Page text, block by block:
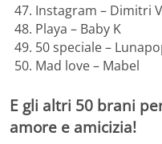
Instagram – Dimitri
Playa – Baby K
50 speciale –
Mad love – Mabel
E gli altri 50 brani
amore e amicizia!